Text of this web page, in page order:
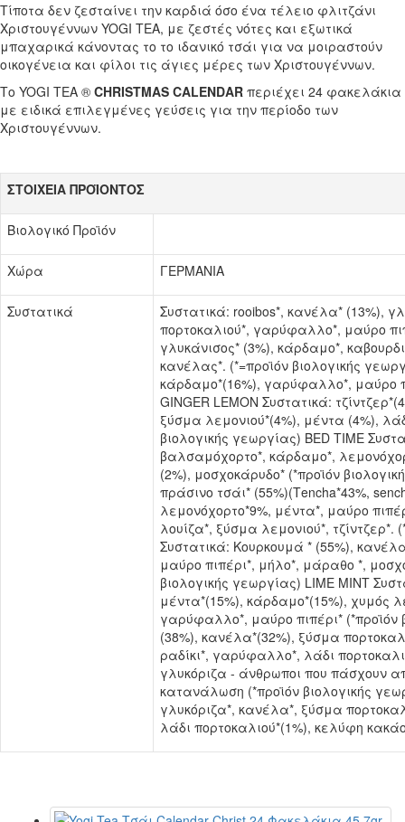
Τίποτα δεν ζεσταίνει την καρδιά όσο ένα τέλειο φλιτζάνι
Χριστουγέννων YOGI TEA, με ζεστές νότες και εξωτικά
μπαχαρικά κάνοντας το το ιδανικό τσάι για να μοιραστούν
οικογένεια και φίλοι τις άγιες μέρες των Χριστουγέννων.
Το YOGI TEA ® CHRISTMAS CALENDAR περιέχει 24 φακελάκια
με ειδικά επιλεγμένες γεύσεις για την περίοδο των
Χριστουγέννων.
ΣΤΟΙΧΕΙΑ ΠΡΟΪΟΝΤΟΣ
Βιολογικό Προϊόν
Χώρα ΓΕΡΜΑΝΙΑ
Συστατικά
Συστατικά: rooibos*, κανέλα* (13%),
πορτοκαλιού*, γαρύφαλλο*, μαύρο
γλυκάνισος* (3%), κάρδαμο*,
κανέλας*. (*=προϊόν βιολογικής
κάρδαμο*(16%), γαρύφαλλο*, μαύρο
GINGER LEMON Συστατικά:
ξύσμα λεμονιού*(4%), μέντα (4%),
βιολογικής γεωργίας) BED TIME
βαλσαμόχορτο*, κάρδαμο*,
(2%), μοσχοκάρυδο* (*προϊόν
πράσινο τσάι* (55%)(Τencha*43%,
λεμονόχορτο*9%, μέντα*, μαύρο
λουίζα*, ξύσμα λεμονιού*, τζίντζερ*.
Συστατικά: Κουρκουμά * (55%),
μαύρο πιπέρι*, μήλο*, μάραθο *,
βιολογικής γεωργίας) LIME MINT
μέντα*(15%), κάρδαμο*(15%), χυμός
γαρύφαλλο*, μαύρο πιπέρι* (*προϊόν
(38%), κανέλα*(32%), ξύσμα
ραδίκι*, γαρύφαλλο*, λάδι
γλυκόριζα - άνθρωποι που πάσχουν
κατανάλωση (*προϊόν βιολογικής
γλυκόριζα*, κανέλα*, ξύσμα
λάδι πορτοκαλιού*(1%), κελύφη